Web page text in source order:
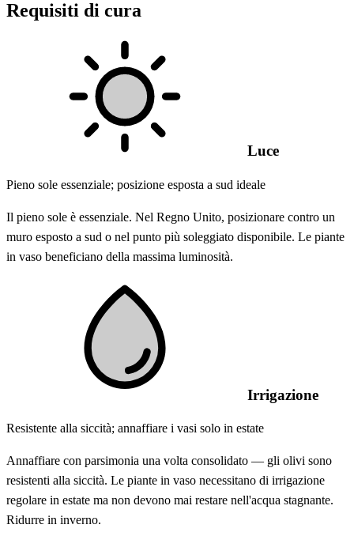
Requisiti di cura
Luce
Pieno sole essenziale; posizione esposta a sud ideale
Il pieno sole è essenziale. Nel Regno Unito, posizionare contro un
muro esposto a sud o nel punto più soleggiato disponibile. Le piante
in vaso beneficiano della massima luminosità.
Irrigazione
Resistente alla siccità; annaffiare i vasi solo in estate
Annaffiare con parsimonia una volta consolidato — gli olivi sono
resistenti alla siccità. Le piante in vaso necessitano di irrigazione
regolare in estate ma non devono mai restare nell'acqua stagnante.
Ridurre in inverno.